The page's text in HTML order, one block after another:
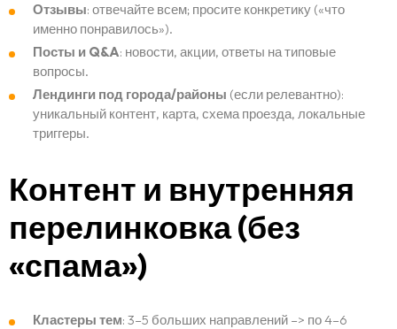
Отзывы: отвечайте всем; просите конкретику («что
именно понравилось»).
Посты и Q&A: новости, акции, ответы на типовые
вопросы.
Лендинги под города/районы (если релевантно):
уникальный контент, карта, схема проезда, локальные
триггеры.
Контент и внутренняя
перелинковка (без
«спама»)
Кластеры тем: 3–5 больших направлений –> по 4–6